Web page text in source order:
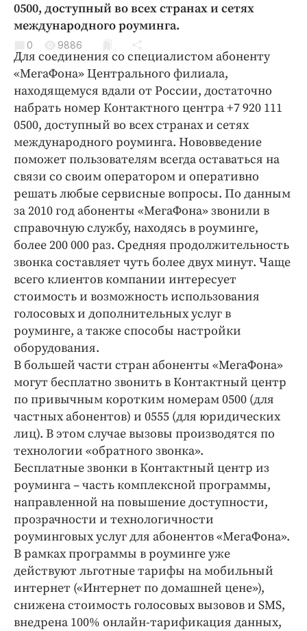
Образование
Общество
Погода
Праздники
Происшествия
Спорт
Экономика и бизнес
ПРОЕКТЫ
Блоги
Издания
Медиаперсона
Интересное чтиво
Бренд года
Работодатель года
0500, доступный во всех странах и сетях
международного роуминга.
0 9886
Для соединения со специалистом абоненту
«МегаФона» Центрального филиала,
находящемуся вдали от России, достаточно
набрать номер Контактного центра +7 920 111
0500, доступный во всех странах и сетях
международного роуминга. Нововведение
поможет пользователям всегда оставаться на
связи со своим оператором и оперативно
решать любые сервисные вопросы. По данным
за 2010 год абоненты «МегаФона» звонили в
справочную службу, находясь в роуминге,
более 200 000 раз. Средняя продолжительность
звонка составляет чуть более двух минут. Чаще
всего клиентов компании интересует
стоимость и возможность использования
голосовых и дополнительных услуг в
роуминге, а также способы настройки
оборудования.
В большей части стран абоненты «МегаФона»
могут бесплатно звонить в Контактный центр
по привычным коротким номерам 0500 (для
частных абонентов) и 0555 (для юридических
лиц). В этом случае вызовы производятся по
технологии «обратного звонка».
Бесплатные звонки в Контактный центр из
роуминга – часть комплексной программы,
направленной на повышение доступности,
прозрачности и технологичности
роуминговых услуг для абонентов «МегаФона».
В рамках программы в роуминге уже
действуют льготные тарифы на мобильный
интернет («Интернет по домашней цене»),
снижена стоимость голосовых вызовов и SMS,
внедрена 100% онлайн-тарификация данных,